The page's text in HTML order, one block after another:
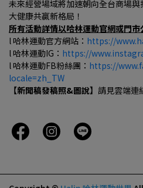
未來經營場域將加速朝向全台商場
大健康共贏新格局！
所有活動詳情以哈林運動官網或門市
l 哈林運動官方網站： https://
l 哈林運動IG： https://
l 哈林運動FB粉絲團： https://
locale=zh_TW
【新聞稿發稿照&圖說】 請見雲端連